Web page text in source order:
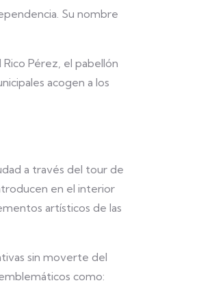
Su nombre
Pérez, el pabellón
acogen a los
a través del tour de
en el interior
artísticos de las
sin moverte del
como: